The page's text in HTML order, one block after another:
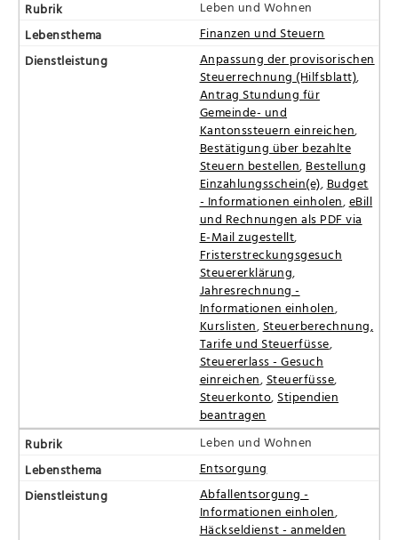
Leben und Wohnen
Finanzen und Steuern
Anpassung der provisorischen
Steuerrechnung (Hilfsblatt),
Antrag Stundung für
Gemeinde- und
Kantonssteuern einreichen,
Bestätigung über bezahlte
Steuern bestellen, Bestellung
Einzahlungsschein(e), Budget
- Informationen einholen,eBill
und Rechnungen als PDF via
E-Mail zugestellt,
Fristerstreckungsgesuch
Steuererklärung,
Jahresrechnung -
Informationen einholen,
Kurslisten, Steuerberechnung,
Tarife und Steuerfüsse,
Steuererlass - Gesuch
einreichen, Steuerfüsse,
Steuerkonto, Stipendien
beantragen
Leben und Wohnen
Entsorgung
Abfallentsorgung -
Informationen einholen,
Häckseldienst - anmelden